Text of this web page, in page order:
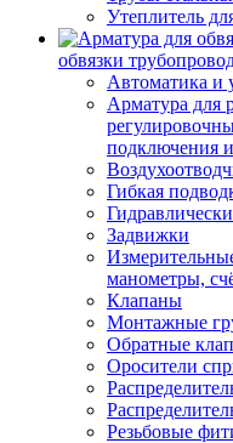
Утеплитель
обвязки
Автоматика и
Арматура для
подключения
Гибкая
Задвижки
манометры,
Клапаны
Монтажные
Обратные
Оросители
Резьбовые